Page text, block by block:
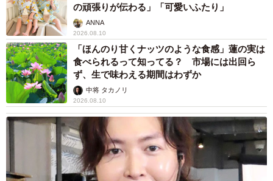
の頑張りが伝わる」「可愛いふたり」
ANNA
2026.08.10
「ほんのり甘くナッツのような食感」蓮の実は
食べられるって知ってる？ 市場には出回ら
ず、生で味わえる期間はわずか
中将 タカノリ
2026.08.10